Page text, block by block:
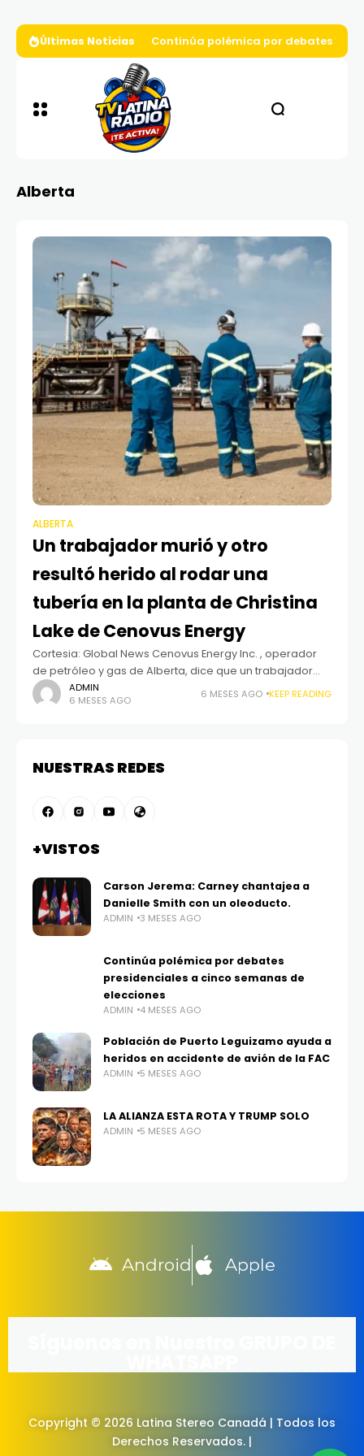
Últimas Noticias Continúa polémica por debates
Alberta
ALBERTA
Un trabajador murió y otro
resultó herido al rodar una
tubería en la planta de Christina
Lake de Cenovus Energy
Cortesia: Global News Cenovus Energy Inc. , operador
de petróleo y gas de Alberta, dice que un trabajador
murió y otro resultó herido la semana pasada en un sitio
en el
ADMIN
6 MESES AGO
6 MESES AGO KEEP READING
NUESTRAS REDES
+VISTOS
Carson Jerema: Carney chantajea a
Danielle Smith con un oleoducto.
ADMIN 3 MESES AGO
Continúa polémica por debates
presidenciales a cinco semanas de
elecciones
ADMIN 4 MESES AGO
Población de Puerto Leguizamo ayuda a
heridos en accidente de avión de la FAC
ADMIN 5 MESES AGO
LA ALIANZA ESTA ROTA Y TRUMP SOLO
ADMIN 5 MESES AGO
Android Apple
Copyright © 2026 Latina Stereo Canadá | Todos los
Derechos Reservados. |